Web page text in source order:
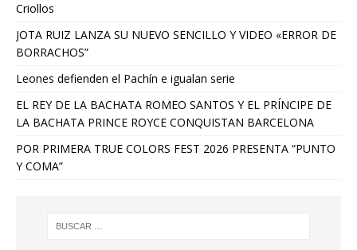
Criollos
JOTA RUIZ LANZA SU NUEVO SENCILLO Y VIDEO «ERROR DE
BORRACHOS”
Leones defienden el Pachín e igualan serie
EL REY DE LA BACHATA ROMEO SANTOS Y EL PRÍNCIPE DE
LA BACHATA PRINCE ROYCE CONQUISTAN BARCELONA
POR PRIMERA TRUE COLORS FEST 2026 PRESENTA “PUNTO
Y COMA”